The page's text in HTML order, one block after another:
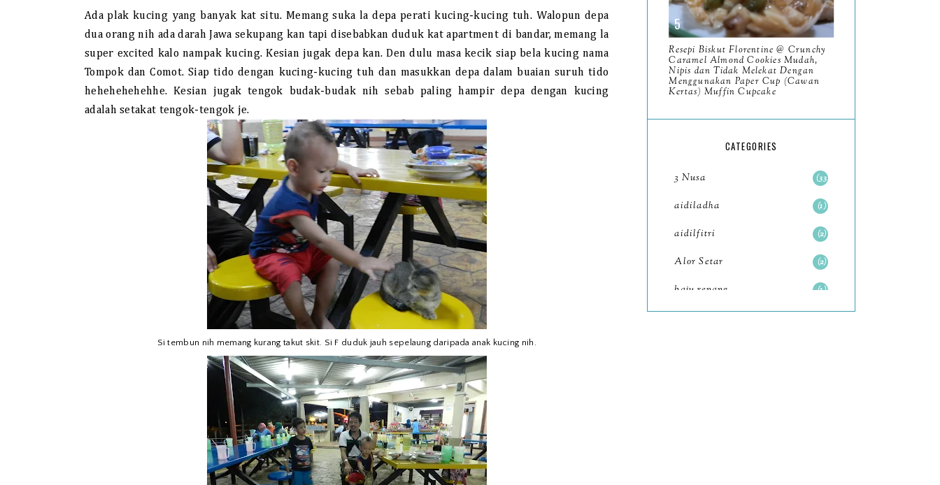
Ada plak kucing yang banyak kat situ. Memang suka la depa perati kucing-kucing tuh. Walopun depa
dua orang nih ada darah Jawa sekupang kan tapi disebabkan duduk kat apartment di bandar, memang la
super excited kalo nampak kucing. Kesian jugak depa kan. Den dulu masa kecik siap bela kucing nama
Tompok dan Comot. Siap tido dengan kucing-kucing tuh dan masukkan depa dalam buaian suruh tido
hehehehehehhe. Kesian jugak tengok budak-budak nih sebab paling hampir depa dengan kucing
adalah setakat tengok-tengok je.
Si tembun nih memang kurang takut skit. Si F duduk jauh sepelaung daripada anak kucing nih.
202393
December 11
November8
October11
Resepi Biskut Florentine @ Crunchy
Caramel Almond Cookies Mudah,
Nipis dan Tidak Melekat Dengan
Menggunakan Paper Cup (Cawan
Kertas) Muffin Cupcake
CATEGORIES
3 Nusa 33
aidiladha 1
aidilfitri 2
Alor Setar 2
baju renang 1